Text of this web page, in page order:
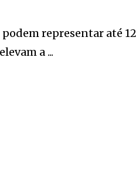
representar até
a ...